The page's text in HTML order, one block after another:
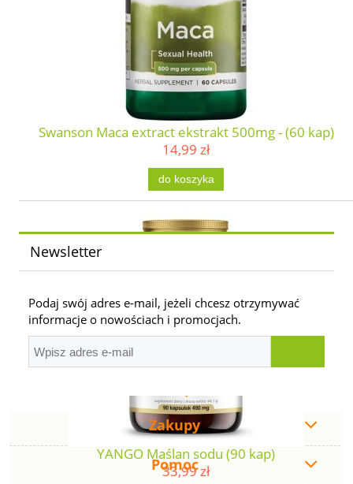
Swanson Maca extract ekstrakt 500mg - (60 kap)
14,99 zł
do koszyka
YANGO Maślan sodu (90 kap)
33,99 zł
Newsletter
Podaj swój adres e-mail, jeżeli chcesz otrzymywać
informacje o nowościach i promocjach.
Zakupy
Pomoc